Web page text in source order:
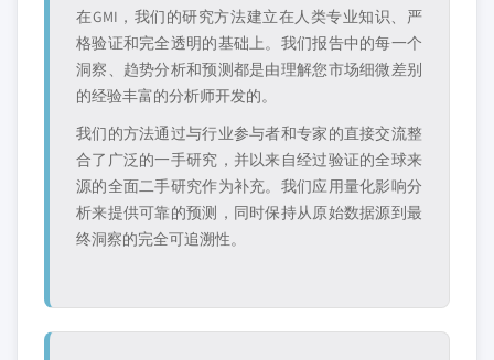
在GMI，我们的研究方法建立在人类专业知识、严
格验证和完全透明的基础上。我们报告中的每一个
洞察、趋势分析和预测都是由理解您市场细微差别
的经验丰富的分析师开发的。
我们的方法通过与行业参与者和专家的直接交流整
合了广泛的一手研究，并以来自经过验证的全球来
源的全面二手研究作为补充。我们应用量化影响分
析来提供可靠的预测，同时保持从原始数据源到最
终洞察的完全可追溯性。